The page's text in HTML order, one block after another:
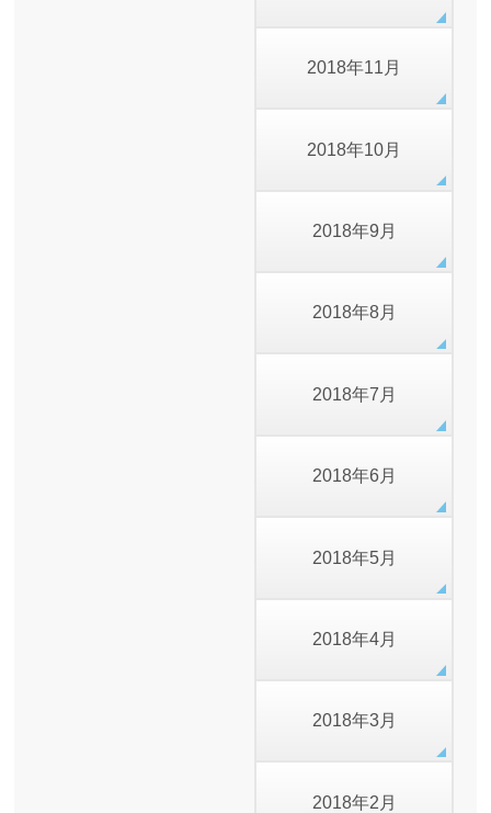
2018年11月
2018年10月
2018年9月
2018年8月
2018年7月
2018年6月
2018年5月
2018年4月
2018年3月
2018年2月